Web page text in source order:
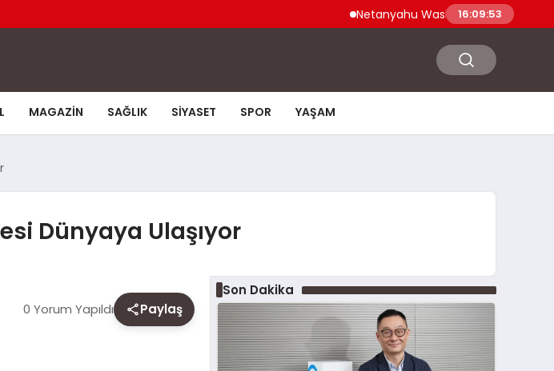
Netanyahu Washington Ziyaretinde
16:09:54
MAGAZIN SAĞLIK SIYASET SPOR YAŞAM
Dünyaya Ulaşıyor
0 Yorum Yapıldı Paylaş
Son Dakika